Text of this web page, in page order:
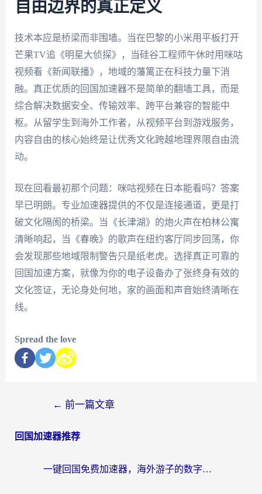
自由边界的真正定义
技术本应是桥梁而非围墙。当在巴黎的小米用平板打开
芒果TV追《明星大侦探》，当硅谷工程师午休时用咪咕
视频看《新闻联播》，地域的藩篱正在科技力量下消
融。真正优质的回国加速器不是简单的翻墙工具，而是
综合解决数据安全、传输效率、跨平台兼容的智能中
枢。从留学生到海外工作者，从视频平台到游戏服务，
内容自由的核心始终是让优秀文化跨越地理界限自由流
动。
现在回看最初那个问题：咪咕视频在日本能看吗？答案
早已明朗。专业加速器提供的不仅是连接通道，更是打
破文化隔阂的桥梁。当《长津湖》的炮火声在柏林公寓
清晰响起，当《春晚》的歌声在纽约客厅同步回荡，你
会发现那些地域限制警告只是纸老虎。选择真正可靠的
回国加速方案，就像为你的电子设备办了张终身有效的
文化签证，无论身处何地，家的画面和声音始终清晰在
线。
Spread the love
← 前一篇文章
回国加速器推荐
一键回国免费加速器，海外游子的数字归乡路